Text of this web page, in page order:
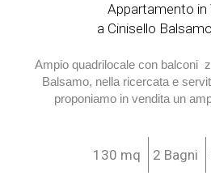
Appartamento in
a Cinisello
Ampio quadrilocale con balconi 
Balsamo, nella ricercata e
proponiamo in vendita un
130 mq 2 Bagni